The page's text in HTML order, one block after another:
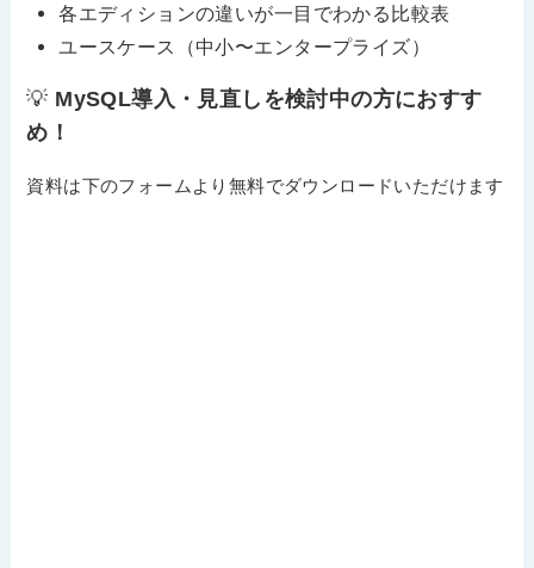
各エディションの違いが一目でわかる比較表
ユースケース（中小〜エンタープライズ）
💡 MySQL導入・見直しを検討中の方におすす
め！
資料は下のフォームより無料でダウンロードいただけます